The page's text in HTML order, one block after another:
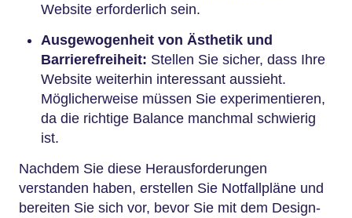
Website erforderlich sein.
Ausgewogenheit von Ästhetik und
Barrierefreiheit: Stellen Sie sicher, dass Ihre
Website weiterhin interessant aussieht.
Möglicherweise müssen Sie experimentieren,
da die richtige Balance manchmal schwierig
ist.
Nachdem Sie diese Herausforderungen
verstanden haben, erstellen Sie Notfallpläne und
bereiten Sie sich vor, bevor Sie mit dem Design-